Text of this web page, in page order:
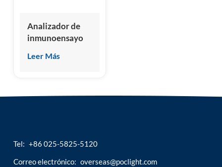
Analizador de
inmunoensayo
quimioluminiscencia
diseño
Leer Más
Tel: +86 025-5825-5120
Correo electrónico: overseas@poclight.com